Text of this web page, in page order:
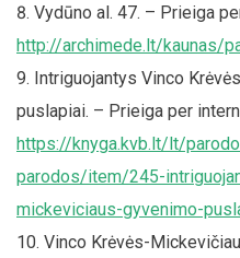
Vydūno al. 47. – Prieiga
http://archimede.lt/kaunas/
Intriguojantys Vinco
puslapiai. – Prieiga per
https://knyga.kvb.lt/lt/
parodos/item/245-
mickeviciaus-gyvenimo-
Vinco Krėvės-